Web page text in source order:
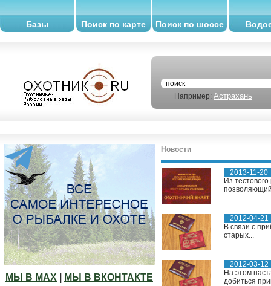
Базы Поиск по карте Поиск по шоссе
Например: Астрахань
МЫ В МАХ МЫ В ВКОНТАКТЕ
Новости
2013-11-20
Из
2012-04-21
В связи с
старых...
2012-03-12
На этом
добиться